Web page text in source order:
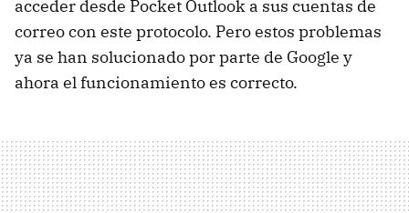
acceder desde Pocket Outlook a sus cuentas de
correo con este protocolo. Pero estos problemas
ya se han solucionado por parte de Google y
ahora el funcionamiento es correcto.